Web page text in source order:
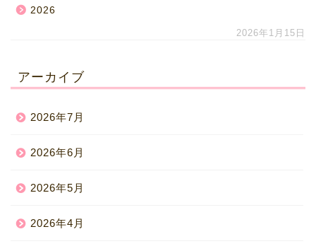
2026
2026年1月15日
アーカイブ
2026年7月
2026年6月
2026年5月
2026年4月